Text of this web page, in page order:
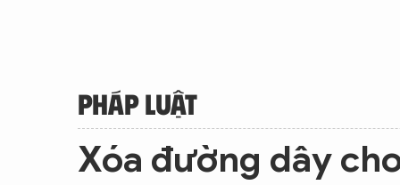
PHÁP LUẬT
Xóa đường dây